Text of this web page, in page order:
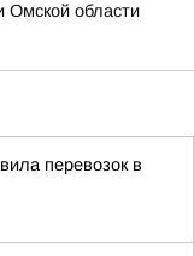
Омской области
перевозок в